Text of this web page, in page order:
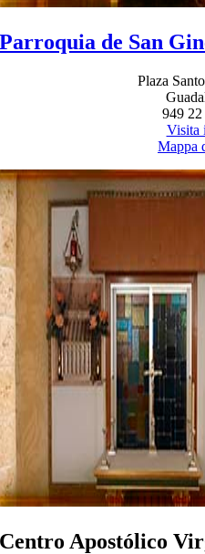
Parroquia de San
Plaza
949
Visita
Mappa
Centro Apostólico